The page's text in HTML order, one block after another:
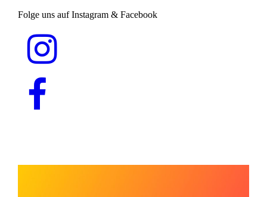
Folge uns auf Instagram & Facebook